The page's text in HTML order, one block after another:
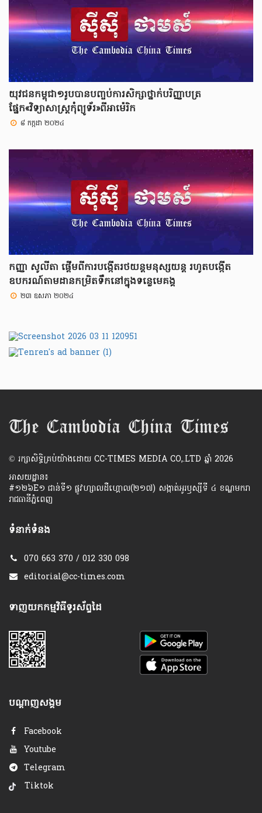
យុវជនកម្ពុជា១រូបបានបញ្ចប់ការសិក្សាថ្នាក់បរិញ្ញាបត្រ
ផ្នែក«វិទ្យាសាស្ត្រកុំព្យូទ័រ»ពីអាម៉េរិក
៨ កក្កដា ២០២៤
កញ្ញា សូលីតា ផ្តើមពីការបង្កើតរថយន្តមនុស្សយន្ត រហូតបង្កើត
ឧបករណ៍តាមដានកម្រិតទឹកនៅក្នុងទន្លេមេគង្គ
២៣ ឧសភា ២០២៤
​© រក្សា​សិទ្ធិ​គ្រប់​យ៉ាង​ដោយ​ CC-TIMES MEDIA CO,.LTD ឆ្នាំ​ 2026
អាសយដ្ឋាន៖
#១២៦E១ ជាន់ទី១ ផ្លូវហ្សាលដឺហ្គោល(២១៧) សង្កាត់អូរឫស្សីទី ៤ ខណ្ឌមករា
រាជធានីភ្នំពេញ
ទំនាក់ទំនង
070 663 370 / 012 330 098
editorial@cc-times.com
ទាញយកកម្មវិធីទូរស័ព្ទដៃ
បណ្តាញសង្គម
Facebook
Youtube
Telegram
Tiktok